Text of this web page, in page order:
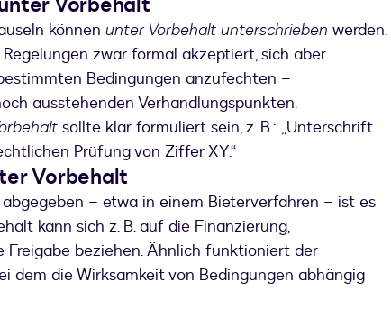
können unter Vorbehalt unterschrieben werden.
zwar formal akzeptiert, sich aber
Bedingungen anzufechten –
ausstehenden Verhandlungspunkten.
sollte klar formuliert sein, z. B.: „Unterschrift
Prüfung von Ziffer XY.“
Vorbehalt
abgegeben – etwa in einem Bieterverfahren – ist es
kann sich z. B. auf die Finanzierung,
beziehen. Ähnlich funktioniert der
dem die Wirksamkeit von Bedingungen abhängig